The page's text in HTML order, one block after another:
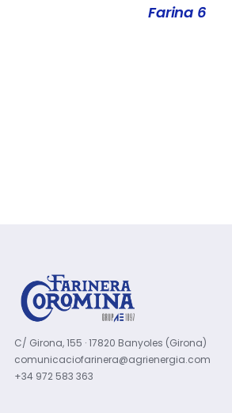
Farina 6
C/ Girona, 155 · 17820 Banyoles (Girona)
comunicaciofarinera@agrienergia.com
+34 972 583 363